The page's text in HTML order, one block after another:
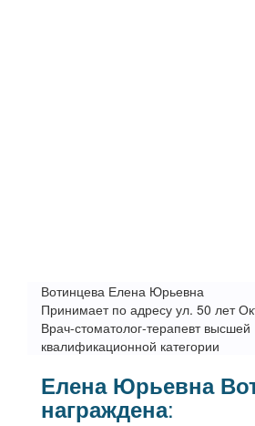
Вотинцева Елена Юрьевна
Принимает по адресу ул. 50 лет
Врач-стоматолог-терапевт высшей
квалификационной категории
Елена Юрьевна
награждена: